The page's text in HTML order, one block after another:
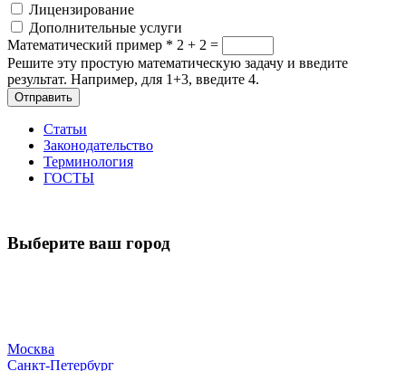
Лицензирование
Дополнительные услуги
Математический пример * 2 + 2 =
Решите эту простую математическую задачу и введите
результат. Например, для 1+3, введите 4.
Отправить
Статьи
Законодательство
Терминология
ГОСТЫ
Выберите ваш город
Москва
Санкт-Петербург